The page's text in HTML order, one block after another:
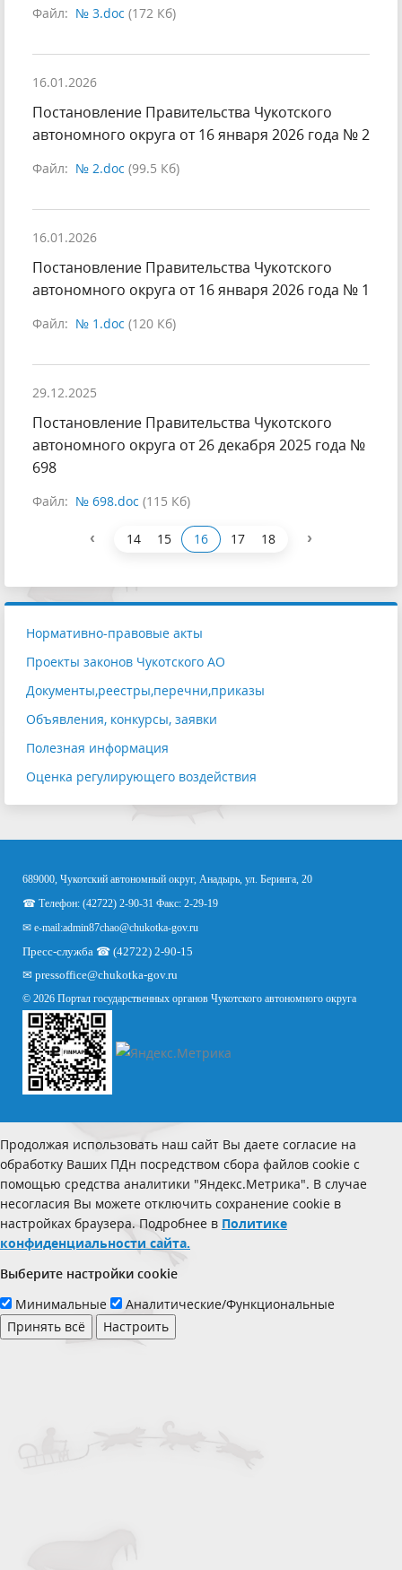
Файл: № 3.doc (172 Кб)
16.01.2026
Постановление Правительства Чукотского
автономного округа от 16 января 2026 года № 2
Файл: № 2.doc (99.5 Кб)
16.01.2026
Постановление Правительства Чукотского
автономного округа от 16 января 2026 года № 1
Файл: № 1.doc (120 Кб)
29.12.2025
Постановление Правительства Чукотского
автономного округа от 26 декабря 2025 года №
698
Файл: № 698.doc (115 Кб)
‹ 14 15 16 17 18 ›
Нормативно-правовые акты
Проекты законов Чукотского АО
Документы,реестры,перечни,приказы
Объявления, конкурсы, заявки
Полезная информация
Оценка регулирующего воздействия
689000, Чукотский автономный округ, Анадырь, ул. Беринга, 20
☎ Телефон: (42722) 2-90-31 Факс: 2-29-19
✉ e-mail:admin87chao@chukotka-gov.ru
Пресс-служба ☎ (42722) 2-90-15
✉ pressoffice@chukotka-gov.ru
© 2026 Портал государственных органов Чукотского автономного округа
Продолжая использовать наш сайт Вы даете согласие на
обработку Ваших ПДн посредством сбора файлов cookie с
помощью средства аналитики "Яндекс.Метрика". В случае
несогласия Вы можете отключить сохранение cookie в
настройках браузера. Подробнее в Политике
конфиденциальности сайта.
Выберите настройки cookie
Минимальные
Аналитические/Функциональные
Принять всё
Настроить